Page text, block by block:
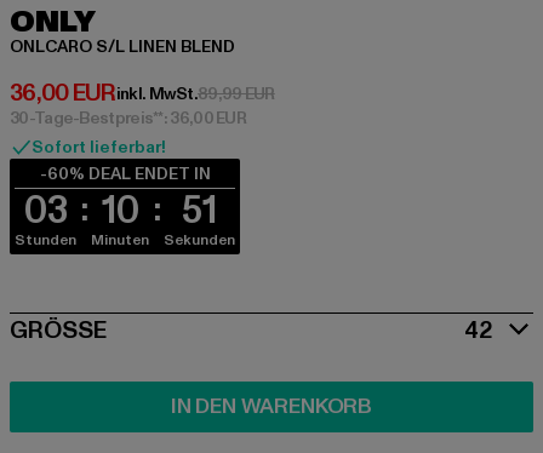
ONLY
ONLCARO S/L LINEN BLEND
36,00 EUR
Derzeitiger Preis: 36,00 EUR
inkl. MwSt.89,99 EURAktionspreis: 89,99 EUR
30-Tage-Bestpreis**: 36,00 EUR
Sofort lieferbar!
-60% DEAL ENDET IN
03
Stunden
10
Minuten
50
Sekunden
SIZE
GRÖSSE 42
IN DEN WARENKORB